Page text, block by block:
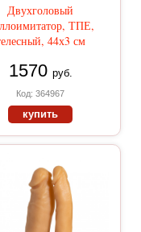
Двухголовый
ТПЕ,
44х3 см
1570 руб.
Код: 364967
купить